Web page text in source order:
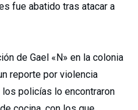
fue abatido tras atacar a
de Gael «N» en la colonia
reporte por violencia
policías lo encontraron